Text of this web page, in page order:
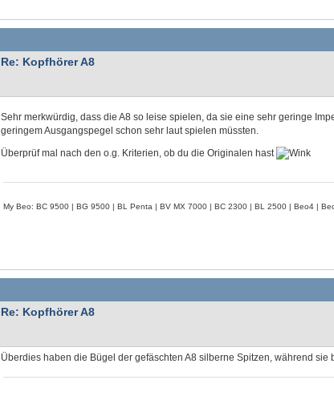
Re: Kopfhörer A8
Sehr merkwürdig, dass die A8 so leise spielen, da sie eine sehr geringe
geringem Ausgangspegel schon sehr laut spielen müssten.
Überprüf mal nach den o.g. Kriterien, ob du die Originalen hast
My Beo: BC 9500 | BG 9500 | BL Penta | BV MX 7000 | BC 2300 | BL 2500 | Beo4 |
Re: Kopfhörer A8
Überdies haben die Bügel der gefäschten A8 silberne Spitzen, während sie